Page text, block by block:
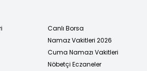
Canlı Borsa
Namaz Vakitleri 2026
Cuma Namazı Vakitleri
Nöbetçi Eczaneler